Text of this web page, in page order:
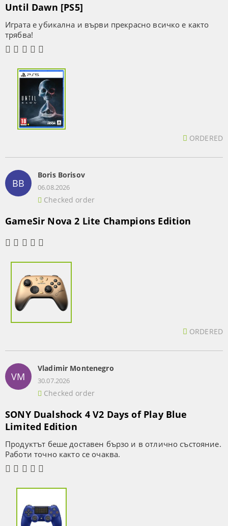
Until Dawn [PS5]
Играта е убикална и върви прекрасно всичко е както
трябва!
ORDERED
BB
Boris Borisov
06.08.2026
Checked order
GameSir Nova 2 Lite Champions Edition
ORDERED
VM
Vladimir Montenegro
30.07.2026
Checked order
SONY Dualshock 4 V2 Days of Play Blue
Limited Edition
Продуктът беше доставен бързо и в отлично състояние.
Работи точно както се очаква.